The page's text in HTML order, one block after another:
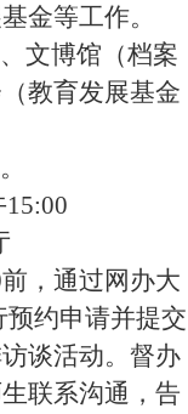
金等工作。
文博馆（档案
教育发展基金
1 5:00
前，通过网办大
约申请并提交
谈活动。督办
联系沟通，告